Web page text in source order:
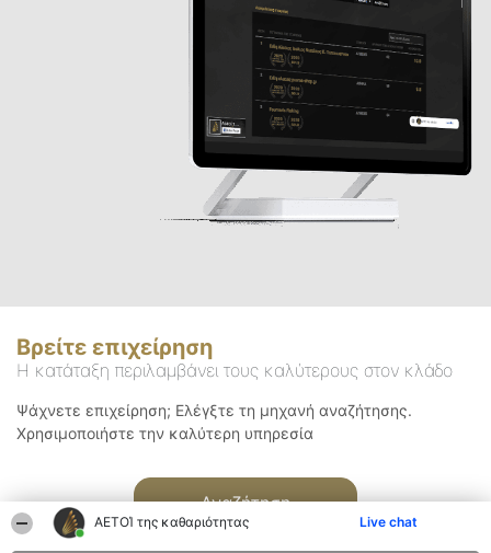
ΑΕΤΟΊ της καθαριότητας Live chat
Βρείτε επιχείρηση
Η κατάταξη περιλαμβάνει τους καλύτερους στον κλάδο
Ψάχνετε επιχείρηση; Ελέγξτε τη μηχανή αναζήτησης.
Χρησιμοποιήστε την καλύτερη υπηρεσία
Αναζήτηση